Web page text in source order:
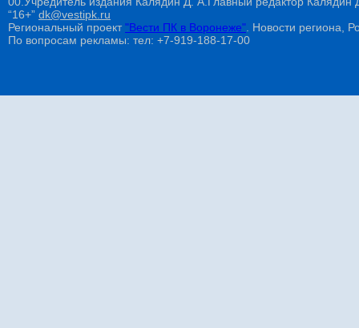
“16+” dk@vestipk.ru
Региональный проект"Вести ПК в Воронеже" . Новости региона,
По вопросам рекламы: тел: +7-919-188-17-00